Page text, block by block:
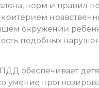
норм и правил
окружении
подобных
обеспечивает
умение